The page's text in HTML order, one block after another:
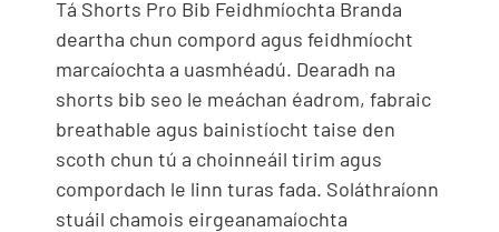
Tá Shorts Pro Bib Feidhmíochta Branda
deartha chun compord agus feidhmíocht
marcaíochta a uasmhéadú. Dearadh na
shorts bib seo le meáchan éadrom, fabraic
breathable agus bainistíocht taise den
scoth chun tú a choinneáil tirim agus
compordach le linn turas fada. Soláthraíonn
stuáil chamois eirgeanamaíochta